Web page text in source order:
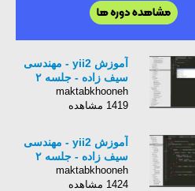
آموزش yii2 - مهندسی
سیف زاده - جلسه ٢
maktabkhooneh
1419 مشاهده
آموزش yii2 - مهندسی
سیف زاده - جلسه ٢
maktabkhooneh
1424 مشاهده